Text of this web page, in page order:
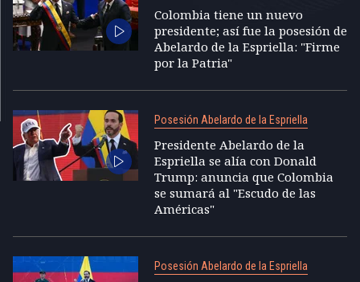
Colombia tiene un nuevo
presidente; así fue la posesión de
Abelardo de la Espriella: "Firme
por la Patria"
Posesión Abelardo de la Espriella
Presidente Abelardo de la
Espriella se alía con Donald
Trump: anuncia que Colombia
se sumará al "Escudo de las
Américas"
Posesión Abelardo de la Espriella